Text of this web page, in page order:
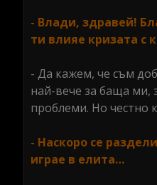
- Влади, здравей!
ти влияе кризата с
- Да кажем, че съм
най-вече за баща ми,
проблеми. Но честно
- Наскоро се
играе в елита…